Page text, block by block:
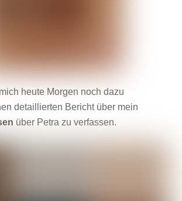
heute Morgen noch dazu
detaillierten Bericht über mein
über Petra zu verfassen.